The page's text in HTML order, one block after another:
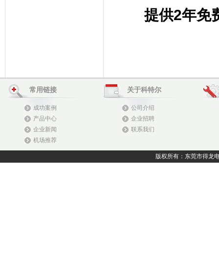
提供2年免
常用链接
成功案例
产品中心
企业新闻
机场推荐
关于科特尔
公司介绍
企业招聘
联系我们
版权所有：东莞市得龙